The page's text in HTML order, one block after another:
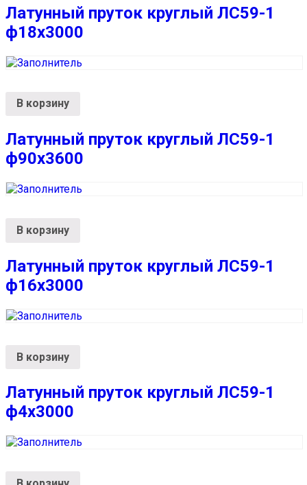
Латунный пруток круглый ЛС59-1
ф18х3000
В корзину
Латунный пруток круглый ЛС59-1
ф90х3600
В корзину
Латунный пруток круглый ЛС59-1
ф16х3000
В корзину
Латунный пруток круглый ЛС59-1
ф4х3000